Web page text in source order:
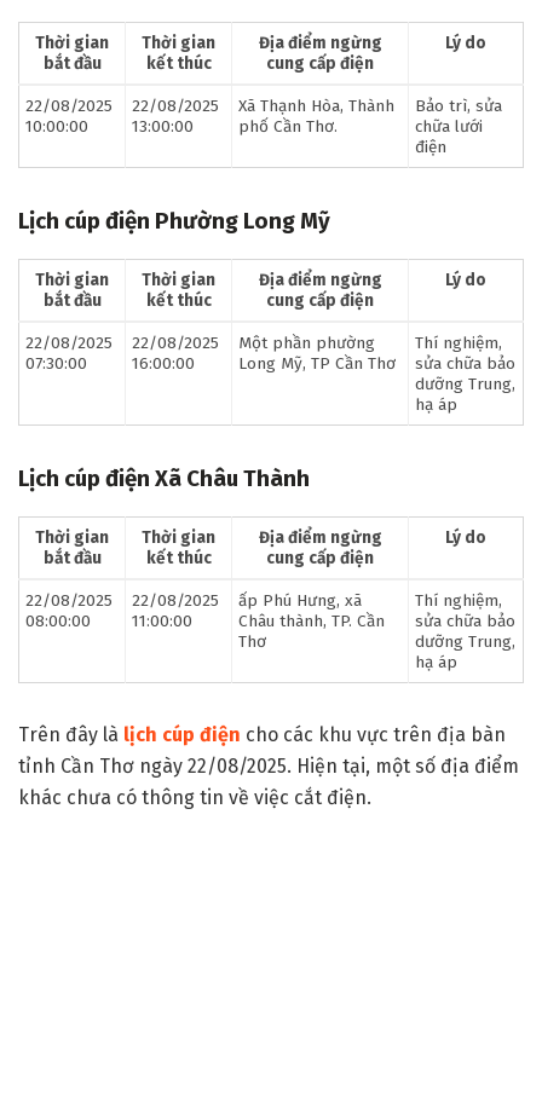
Thời gian
bắt đầu
Thời gian
kết thúc
Địa điểm ngừng
cung cấp điện
Lý do
22/08/2025
10:00:00
22/08/2025
13:00:00
Xã Thạnh Hòa, Thành
phố Cần Thơ.
Bảo trì, sửa
chữa lưới
điện
Lịch cúp điện Phường Long Mỹ
Thời gian
bắt đầu
Thời gian
kết thúc
Địa điểm ngừng
cung cấp điện
Lý do
22/08/2025
07:30:00
22/08/2025
16:00:00
Một phần phường
Long Mỹ, TP Cần Thơ
Thí nghiệm,
sửa chữa bảo
dưỡng Trung,
hạ áp
Lịch cúp điện Xã Châu Thành
Thời gian
bắt đầu
Thời gian
kết thúc
Địa điểm ngừng
cung cấp điện
Lý do
22/08/2025
08:00:00
22/08/2025
11:00:00
ấp Phú Hưng, xã
Châu thành, TP. Cần
Thơ
Thí nghiệm,
sửa chữa bảo
dưỡng Trung,
hạ áp
Trên đây là lịch cúp điện cho các khu vực trên địa bàn
tỉnh Cần Thơ ngày 22/08/2025. Hiện tại, một số địa điểm
khác chưa có thông tin về việc cắt điện.